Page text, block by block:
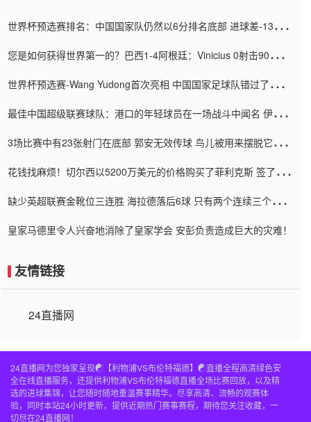
世界杯预选赛排名：中国国家队仍然以6分排名底部 进球差-13令人
您是如何获得世界第一的？巴西1-4阿根廷：Vinicius 0射击90分钟
世界杯预选赛-Wang Yudong首次亮相 中国国家足球队错过了世界
最佳中国超级联赛球队：港口的年轻球员在一场战斗中闻名 伊万放
3场比赛中有23张射门在底部 郭安无效传球 鸟儿被用来摆脱它
花钱找麻烦！切尔西以5200万美元的价格购买了菲利克斯 签了7年
缺少英超联赛金靴位三连胜 海拉德落后6球 只有两个连续三个连续
皇家马德里令人兴奋地消除了皇家学会 安彭负责造成巨大的灾难！
友情链接
24直播网
24直播网为您独家呈现☯️【利物浦VS布伦特福德】☯️直播全程高清绿色安
全在线直播服务，还提供利物浦VS布伦特福德直播全场比赛回放，以及精
选的进球集锦，让您随时随地重温赛事精华。尽享高清、流畅的观赛体
验，同时本站24小时更新，提供近期热门赛事赛程，期待您关注收藏，一
切尽在24直播网！